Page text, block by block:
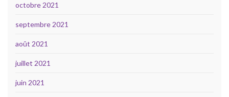
octobre 2021
septembre 2021
août 2021
juillet 2021
juin 2021